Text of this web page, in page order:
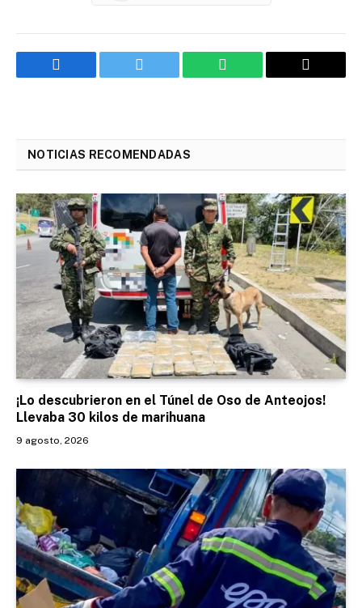
Facebook Twitter WhatsApp Email
NOTICIAS RECOMENDADAS
¡Lo descubrieron en el Túnel de Oso de Anteojos!
Llevaba 30 kilos de marihuana
9 agosto, 2026